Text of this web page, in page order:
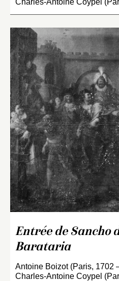
Charles-Antoine Coypel
Entrée de Sancho
Barataria
Antoine Boizot (Paris, 1702
Charles-Antoine Coypel